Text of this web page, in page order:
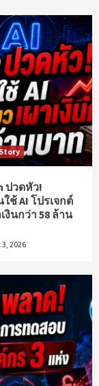
ปวดหัว!
ช้ AI โปรเจกต์
เงินกว่า 58 ล้าน
2026